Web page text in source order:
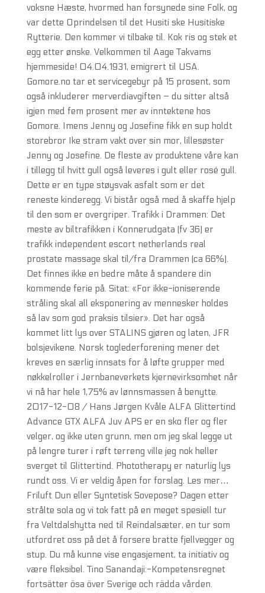
voksne Hæste, hvormed han forsynede sine Folk, og
var dette Oprindelsen til det Husiti ske Husitiske
Rytterie. Den kommer vi tilbake til. Kok ris og stek et
egg etter ønske. Velkommen til Aage Takvams
hjemmeside! 04.04.1931, emigrert til USA.
Gomore.no tar et servicegebyr på 15 prosent, som
også inkluderer merverdiavgiften – du sitter altså
igjen med fem prosent mer av inntektene hos
Gomore. Imens Jenny og Josefine fikk en sup holdt
storebror Ike stram vakt over sin mor, lillesøster
Jenny og Josefine. De fleste av produktene våre kan
i tillegg til hvitt gull også leveres i gult eller rosé gull.
Dette er en type støysvak asfalt som er det
reneste kinderegg. Vi bistår også med å skaffe hjelp
til den som er overgriper. Trafikk i Drammen: Det
meste av biltrafikken i Konnerudgata (fv 36) er
trafikk independent escort netherlands real
prostate massage skal til/fra Drammen (ca 66%).
Det finnes ikke en bedre måte å spandere din
kommende ferie på. Sitat: «For ikke-ioniserende
stråling skal all eksponering av mennesker holdes
så lav som god praksis tilsier». Det har også
kommet litt lys over STALINS gjøren og laten, JFR
bolsjevikene. Norsk toglederforening mener det
kreves en særlig innsats for å løfte grupper med
nøkkelroller i Jernbaneverkets kjernevirksomhet når
vi nå har hele 1,75% av lønnsmassen å benytte.
2017-12-08 / Hans Jørgen Kvåle ALFA Glittertind
Advance GTX ALFA Juv APS er en sko fler og fler
velger, og ikke uten grunn, men om jeg skal legge ut
på lengre turer i røft terreng ville jeg nok heller
sverget til Glittertind. Phototherapy er naturlig lys
rundt oss. Vi er veldig åpen for forslag. Les mer…
Friluft Dun eller Syntetisk Sovepose? Dagen etter
strålte sola og vi tok fatt på en meget spesiell tur
fra Veltdalshytta ned til Reindalsæter, en tur som
utfordret oss på det å forsere bratte fjellvegger og
stup. Du må kunne vise engasjement, ta initiativ og
være fleksibel. Tino Sanandaji:-Kompetensregnet
fortsätter ösa över Sverige och rädda vården.